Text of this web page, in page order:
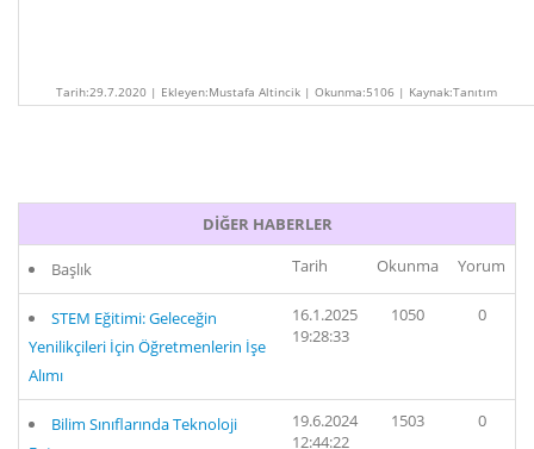
Tarih:29.7.2020 | Ekleyen:Mustafa Altincik | Okunma:5106 | Kaynak:Tanıtım
DİĞER HABERLER
Başlık Tarih Okunma Yorum
STEM Eğitimi: Geleceğin
Yenilikçileri İçin Öğretmenlerin İşe
Alımı
16.1.2025
19:28:33
1050 0
Bilim Sınıflarında Teknoloji
19.6.2024
12:44:22
1503 0